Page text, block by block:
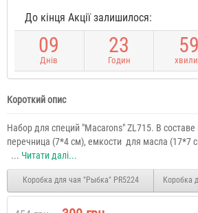
До кінця Акції залишилося:
09
Днів
23
Годин
59
Короткий опис
Набор для специй "Macarons" ZL715. В
перечница (7*4 см), емкости для масла (17*7
... Читати далі...
Коробка для чая "Рыбка" PR5224